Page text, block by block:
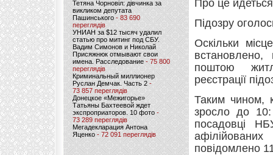
Тетяна Чорновіл: дівчинка за
викликом депутата
Пашинського- 83 690
переглядів
УНИАН за $12 тысяч удалил
статью про митинг под СБУ.
Вадим Симонов и Николай
Присяжнюк отмывают свои
имена. Расследование - 75 800
переглядів
Криминальный миллионер
Руслан Демчак. Часть 2-
73 857 переглядів
Донецкое «Межигорье»
Татьяны Бахтеевой ждет
экспроприаторов. 10 фото -
73 289 переглядів
Мегадекларация Антона
Яценко - 72 091 переглядів
Про це
Підозру
Оскільки
встановлено,
поштою
реєстрації
Таким чином,
зросло до
посадовці
повідомлено